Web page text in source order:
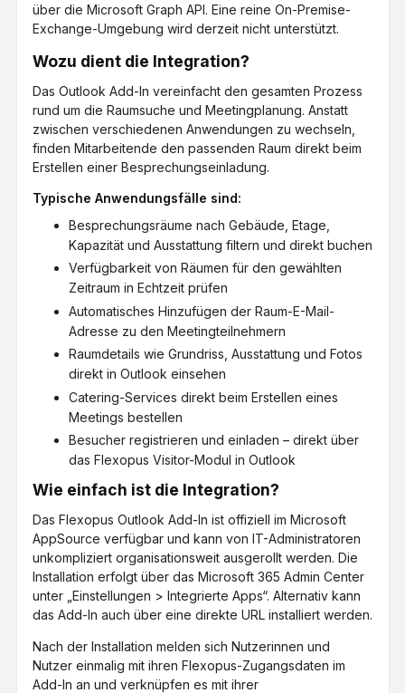
über die Microsoft Graph API. Eine reine On-Premise-
Exchange-Umgebung wird derzeit nicht unterstützt.
Wozu dient die Integration?
Das Outlook Add-In vereinfacht den gesamten Prozess
rund um die Raumsuche und Meetingplanung. Anstatt
zwischen verschiedenen Anwendungen zu wechseln,
finden Mitarbeitende den passenden Raum direkt beim
Erstellen einer Besprechungseinladung.
Typische Anwendungsfälle sind:
Besprechungsräume nach Gebäude, Etage,
Kapazität und Ausstattung filtern und direkt buchen
Verfügbarkeit von Räumen für den gewählten
Zeitraum in Echtzeit prüfen
Automatisches Hinzufügen der Raum-E-Mail-
Adresse zu den Meetingteilnehmern
Raumdetails wie Grundriss, Ausstattung und Fotos
direkt in Outlook einsehen
Catering-Services direkt beim Erstellen eines
Meetings bestellen
Besucher registrieren und einladen – direkt über
das Flexopus Visitor-Modul in Outlook
Wie einfach ist die Integration?
Das Flexopus Outlook Add-In ist offiziell im Microsoft
AppSource verfügbar und kann von IT-Administratoren
unkompliziert organisationsweit ausgerollt werden. Die
Installation erfolgt über das Microsoft 365 Admin Center
unter „Einstellungen > Integrierte Apps“. Alternativ kann
das Add-In auch über eine direkte URL installiert werden.
Nach der Installation melden sich Nutzerinnen und
Nutzer einmalig mit ihren Flexopus-Zugangsdaten im
Add-In an und verknüpfen es mit ihrer